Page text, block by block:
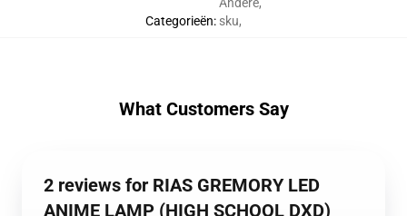
Categorieën: sku,
What Customers Say
2 reviews for RIAS GREMORY LED
ANIME LAMP (HIGH SCHOOL DXD)